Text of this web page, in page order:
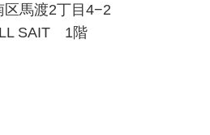
区馬渡2丁目4−2
SAIT 1階